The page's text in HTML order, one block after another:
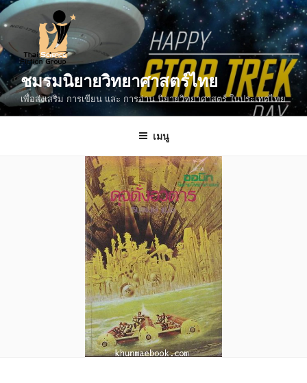
ข้าม
ไป
ยัง
บทความ
ชมรมนิยายวิทยาศาสตร์ไทย
เพื่อส่งเสริม การเขียน และ การอ่าน นิยายวิทยาศาสตร์ ในประเทศไทย
เมนู